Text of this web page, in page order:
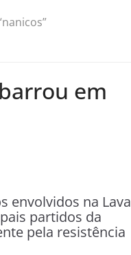
em
envolvidos na Lava
partidos da
pela resistência